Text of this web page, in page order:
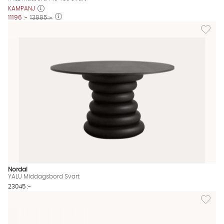
KAMPANJ
11196 :- 13995 :-
Lägg
Nordal
YALU Middagsbord Svart
23045 :-
Lägg